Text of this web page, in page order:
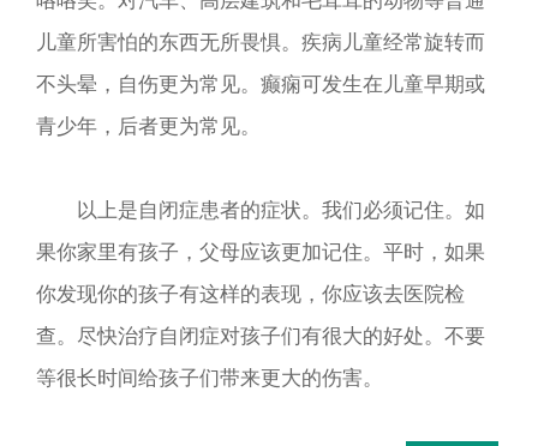
儿童所害怕的东西无所畏惧。疾病儿童经常旋转而
不头晕，自伤更为常见。癫痫可发生在儿童早期或
青少年，后者更为常见。
以上是自闭症患者的症状。我们必须记住。如
果你家里有孩子，父母应该更加记住。平时，如果
你发现你的孩子有这样的表现，你应该去医院检
查。尽快治疗自闭症对孩子们有很大的好处。不要
等很长时间给孩子们带来更大的伤害。